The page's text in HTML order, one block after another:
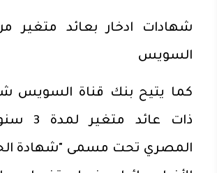
شهادات ادخار بعائد متغير
السويس
كما يتيح بنك قناة السويس
ذات عائد
المصري تحت مسمى "شهادة